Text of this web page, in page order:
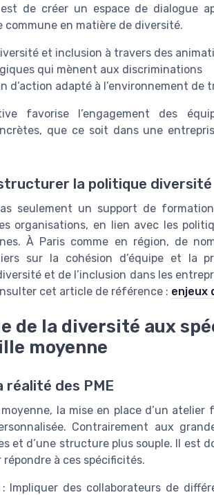
de créer un espace de dialogue
en matière de diversité.
et inclusion à travers des
qui mènent aux discriminations
d’action adapté à l’environnement de
favorise l’engagement des
que ce soit dans une
la politique diversité
seulement un support de
organisations, en lien avec les
À Paris comme en région, de
sur la cohésion d’équipe et la
et de l’inclusion dans les
cet article de référence : enjeux
de la diversité aux
moyenne
réalité des PME
la mise en place d’un
Contrairement aux
et d’une structure plus souple. Il est
à ces spécificités.
: Impliquer des collaborateurs de